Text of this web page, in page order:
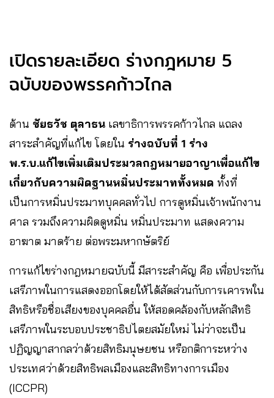
เปิดรายละเอียด ร่างกฎหมาย 5
ฉบับของพรรคก้าวไกล
ด้าน ชัยธวัช ตุลาธน เลขาธิการพรรคก้าวไกล แถลง
สาระสำคัญที่แก้ไข โดยใน ร่างฉบับที่ 1 ร่าง
พ.ร.บ.แก้ไขเพิ่มเติมประมวลกฎหมายอาญาเพื่อแก้ไข
เกี่ยวกับความผิดฐานหมิ่นประมาททั้งหมด ทั้งที่
เป็นการหมิ่นประมาทบุคคลทั่วไป การดูหมิ่นเจ้าพนักงาน
ศาล รวมถึงความผิดดูหมิ่น หมิ่นประมาท แสดงความ
อาฆาต มาดร้าย ต่อพระมหากษัตริย์
การแก้ไขร่างกฎหมายฉบับนี้ มีสาระสำคัญ คือ เพื่อประกัน
เสรีภาพในการแสดงออกโดยให้ได้สัดส่วนกับการเคารพใน
สิทธิหรือชื่อเสียงของบุคคลอื่น ให้สอดคล้องกับหลักสิทธิ
เสรีภาพในระบอบประชาธิปไตยสมัยใหม่ ไม่ว่าจะเป็น
ปฏิญญาสากลว่าด้วยสิทธิมนุษยชน หรือกติการะหว่าง
ประเทศว่าด้วยสิทธิพลเมืองและสิทธิทางการเมือง
(ICCPR)